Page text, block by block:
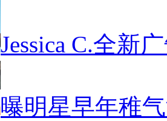
Jessica C.全新
曝明星早年稚